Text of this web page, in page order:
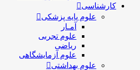
کارشناسی
علوم پایه پزشکی
آمـار
علوم تجربی
ریاضی
علوم آزمایشگاهی
علوم بهداشتی